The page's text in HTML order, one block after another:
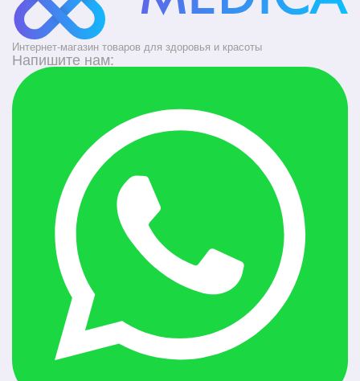
Интернет-магазин товаров для здоровья и красоты
Напишите нам: